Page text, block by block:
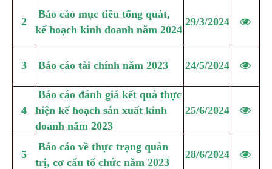
2
Báo cáo mục tiêu tổng quát,
kế hoạch kinh doanh năm 2024
29/3/2024
3 Báo cáo tài chính năm 2023 24/5/2024
4
Báo cáo đánh giá kết quả thực
hiện kế hoạch sản xuất kinh
doanh năm 2023
25/6/2024
5
Báo cáo về thực trạng quản
trị, cơ cấu tổ chức năm 2023
28/6/2024